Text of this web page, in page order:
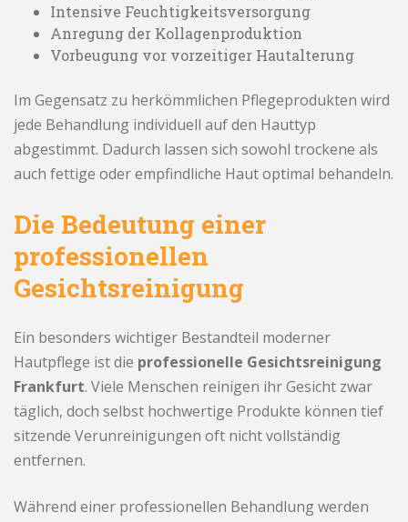
Intensive Feuchtigkeitsversorgung
Anregung der Kollagenproduktion
Vorbeugung vor vorzeitiger Hautalterung
Im Gegensatz zu herkömmlichen Pflegeprodukten wird
jede Behandlung individuell auf den Hauttyp
abgestimmt. Dadurch lassen sich sowohl trockene als
auch fettige oder empfindliche Haut optimal behandeln.
Die Bedeutung einer
professionellen
Gesichtsreinigung
Ein besonders wichtiger Bestandteil moderner
Hautpflege ist die professionelle Gesichtsreinigung
Frankfurt. Viele Menschen reinigen ihr Gesicht zwar
täglich, doch selbst hochwertige Produkte können tief
sitzende Verunreinigungen oft nicht vollständig
entfernen.
Während einer professionellen Behandlung werden